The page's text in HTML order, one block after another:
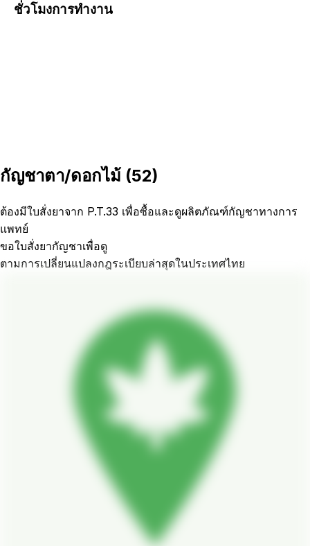
ชั่วโมงการทำงาน
กัญชาตา/ดอกไม้ (52)
ต้องมีใบสั่งยาจาก P.T.33 เพื่อซื้อและดูผลิตภัณฑ์กัญชาทางการ
แพทย์
ขอใบสั่งยากัญชาเพื่อดู
ตามการเปลี่ยนแปลงกฎระเบียบล่าสุดในประเทศไทย